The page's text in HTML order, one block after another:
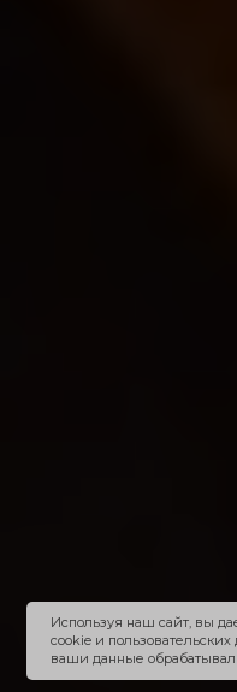
Используя наш сайт, вы
cookie и
ваши данные